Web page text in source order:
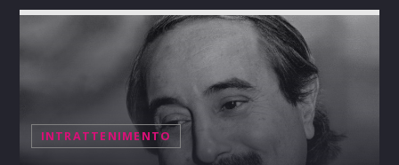
INTRATTENIMENTO